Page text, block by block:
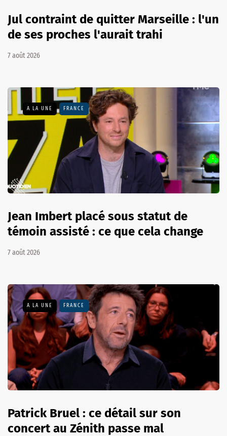
Jul contraint de quitter Marseille : l'un
de ses proches l'aurait trahi
7 août 2026
A LA UNE FRANCE
Jean Imbert placé sous statut de
témoin assisté : ce que cela change
7 août 2026
A LA UNE FRANCE
Patrick Bruel : ce détail sur son
concert au Zénith passe mal